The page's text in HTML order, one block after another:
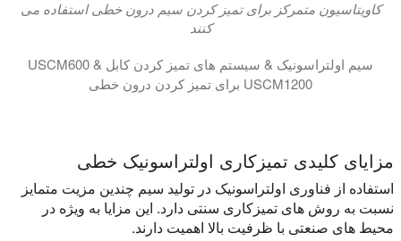
کاویتاسیون متمرکز برای تمیز کردن سیم درون خطی استفاده می
کنند
سیم اولتراسونیک & سیستم های تمیز کردن کابل USCM600 &
USCM1200 برای تمیز کردن درون خطی
مزایای کلیدی تمیزکاری اولتراسونیک خطی
استفاده از فناوری اولتراسونیک در تولید سیم چندین مزیت متمایز
نسبت به روش های تمیزکاری سنتی دارد. این مزایا به ویژه در
محیط های صنعتی با ظرفیت بالا اهمیت دارند.